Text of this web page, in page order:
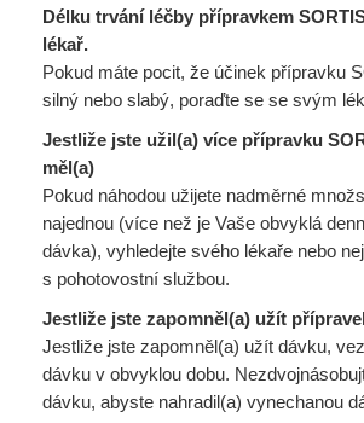
Délku trvání léčby přípravkem
lékař.
Pokud máte pocit, že účinek přípravku
silný nebo slabý, poraďte se se svým
Jestliže jste užil(a) více přípravku
měl(a)
Pokud náhodou užijete nadměrné
najednou (více než je Vaše obvyklá
dávka), vyhledejte svého lékaře nebo
s pohotovostní službou.
Jestliže jste zapomněl(a) užít
Jestliže jste zapomněl(a) užít dávku,
dávku v obvyklou dobu.
dávku, abyste nahradil(a) vynechanou